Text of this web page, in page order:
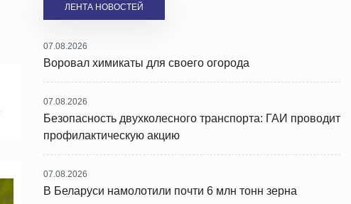
ЛЕНТА НОВОСТЕЙ
07.08.2026
Воровал химикаты для своего огорода
07.08.2026
Безопасность двухколесного транспорта: ГАИ проводит
профилактическую акцию
07.08.2026
В Беларуси намолотили почти 6 млн тонн зерна